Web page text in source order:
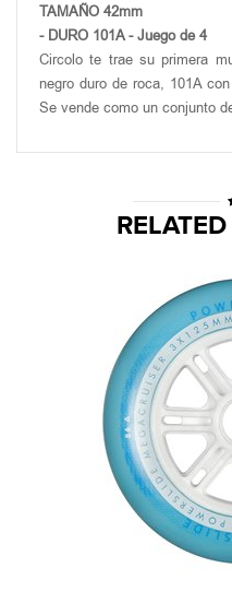
TAMAÑO 42mm
- DURO 101A - Juego de 4
Circolo te trae su primera
negro duro de roca, 101A
Se vende como un conjunto